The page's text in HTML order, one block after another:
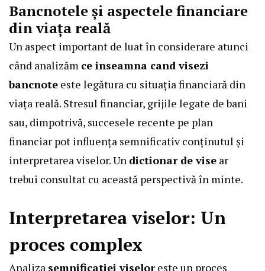
Bancnotele și aspectele financiare
din viața reală
Un aspect important de luat în considerare atunci
când analizăm ce inseamna cand visezi
bancnote este legătura cu situația financiară din
viața reală. Stresul financiar, grijile legate de bani
sau, dimpotrivă, succesele recente pe plan
financiar pot influența semnificativ conținutul și
interpretarea viselor. Un dictionar de vise ar
trebui consultat cu această perspectivă în minte.
Interpretarea viselor: Un
proces complex
Analiza semnificatiei viseloreste un proces